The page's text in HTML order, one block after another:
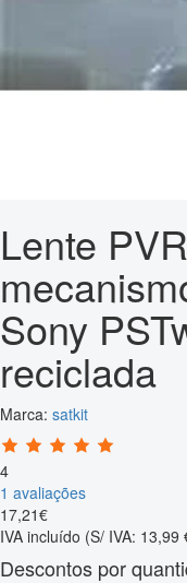
Lente
Sony
reciclada
Marca: satkit
4
1 avaliações
17,21€
IVA incluído (S/ IVA: 13,99
Descontos por